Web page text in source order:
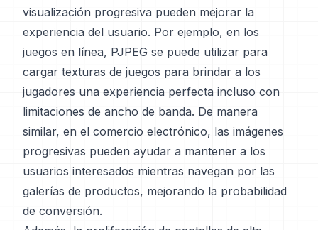
visualización progresiva pueden mejorar la
experiencia del usuario. Por ejemplo, en los
juegos en línea, PJPEG se puede utilizar para
cargar texturas de juegos para brindar a los
jugadores una experiencia perfecta incluso con
limitaciones de ancho de banda. De manera
similar, en el comercio electrónico, las imágenes
progresivas pueden ayudar a mantener a los
usuarios interesados mientras navegan por las
galerías de productos, mejorando la probabilidad
de conversión.